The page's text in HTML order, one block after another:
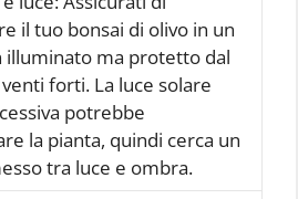
il tuo bonsai di olivo in un
illuminato ma protetto dal
forti. La luce solare
potrebbe
la pianta, quindi cerca un
tra luce e ombra.